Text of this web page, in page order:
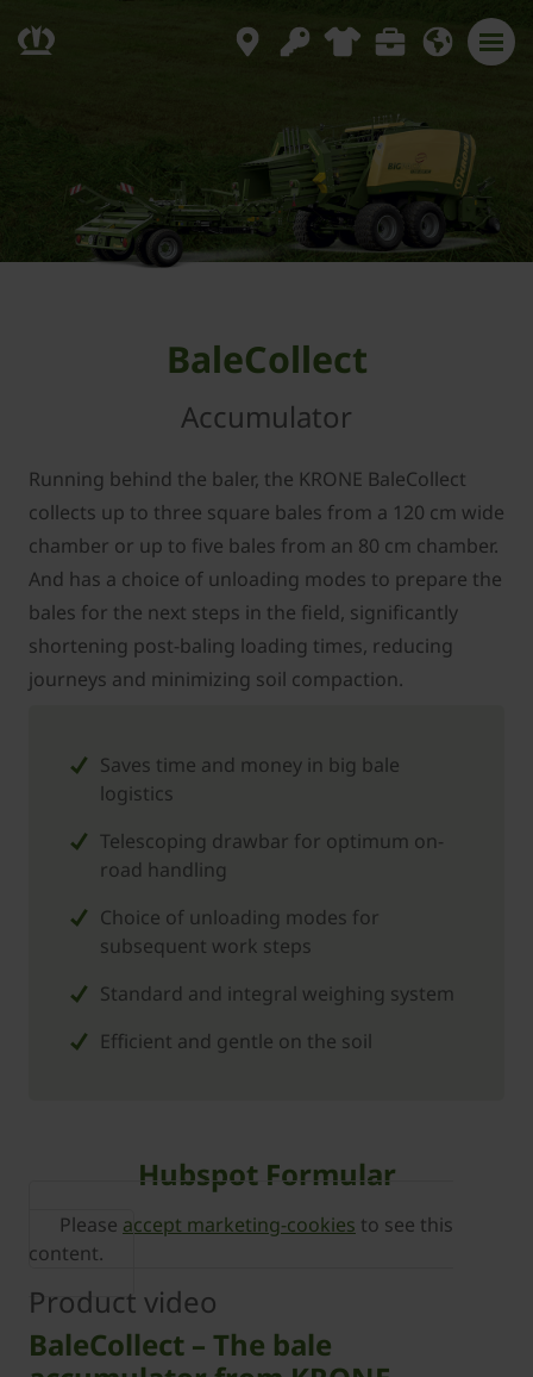
BaleCollect
Accumulator
Running behind the baler, the KRONE BaleCollect
collects up to three square bales from a 120 cm wide
chamber or up to five bales from an 80 cm chamber.
And has a choice of unloading modes to prepare the
bales for the next steps in the field, significantly
shortening post-baling loading times, reducing
journeys and minimizing soil compaction.
Saves time and money in big bale
logistics
Telescoping drawbar for optimum on-
road handling
Choice of unloading modes for
subsequent work steps
Standard and integral weighing system
Efficient and gentle on the soil
Hubspot Formular
Please accept marketing-cookies to see this
content.
Product video
BaleCollect – The bale